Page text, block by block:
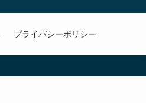
プライバシーポリシー